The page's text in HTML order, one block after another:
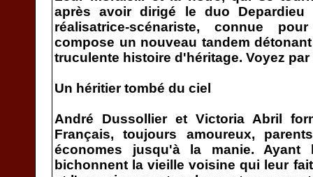
après avoir dirigé le duo
réalisatrice-scénariste, connue
compose un nouveau tandem
truculente histoire d'héritage. Voyez par
Un héritier tombé du ciel
André Dussollier et Victoria Abril
Français, toujours amoureux,
économes jusqu'à la manie.
bichonnent la vieille voisine qui leur